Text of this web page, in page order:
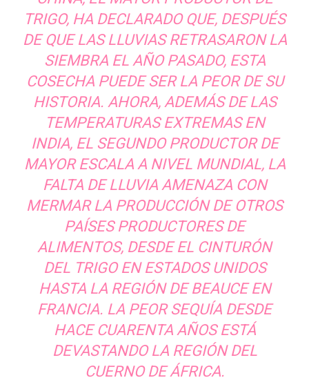
TRIGO, HA DECLARADO QUE, DESPUÉS
DE QUE LAS LLUVIAS RETRASARON LA
SIEMBRA EL AÑO PASADO, ESTA
COSECHA PUEDE SER LA PEOR DE SU
HISTORIA. AHORA, ADEMÁS DE LAS
TEMPERATURAS EXTREMAS EN
INDIA, EL SEGUNDO PRODUCTOR DE
MAYOR ESCALA A NIVEL MUNDIAL, LA
FALTA DE LLUVIA AMENAZA CON
MERMAR LA PRODUCCIÓN DE OTROS
PAÍSES PRODUCTORES DE
ALIMENTOS, DESDE EL CINTURÓN
DEL TRIGO EN ESTADOS UNIDOS
HASTA LA REGIÓN DE BEAUCE EN
FRANCIA. LA PEOR SEQUÍA DESDE
HACE CUARENTA AÑOS ESTÁ
DEVASTANDO LA REGIÓN DEL
CUERNO DE ÁFRICA.